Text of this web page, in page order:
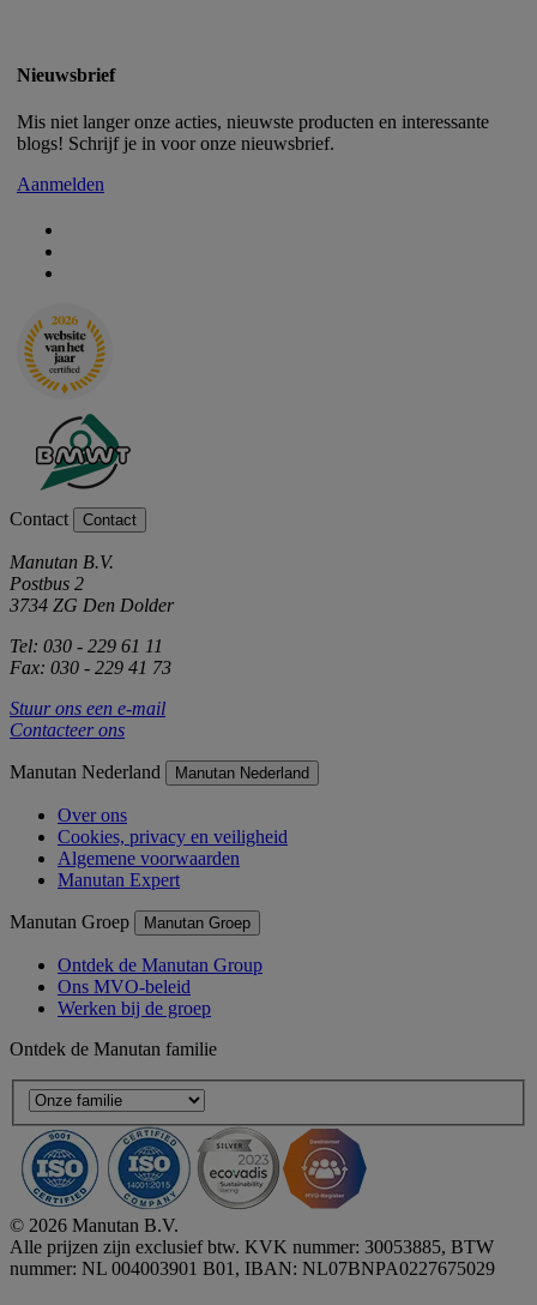
Nieuwsbrief
Mis niet langer onze acties, nieuwste producten en interessante
blogs! Schrijf je in voor onze nieuwsbrief.
Aanmelden
Contact Contact
Manutan B.V.
Postbus 2
3734 ZG Den Dolder
Tel: 030 - 229 61 11
Fax: 030 - 229 41 73
Stuur ons een e-mail
Contacteer ons
Manutan Nederland Manutan Nederland
Over ons
Cookies, privacy en veiligheid
Algemene voorwaarden
Manutan Expert
Manutan Groep Manutan Groep
Ontdek de Manutan Group
Ons MVO-beleid
Werken bij de groep
Ontdek de Manutan familie
© 2026 Manutan B.V.
Alle prijzen zijn exclusief btw. KVK nummer: 30053885, BTW
nummer: NL 004003901 B01, IBAN: NL07BNPA0227675029